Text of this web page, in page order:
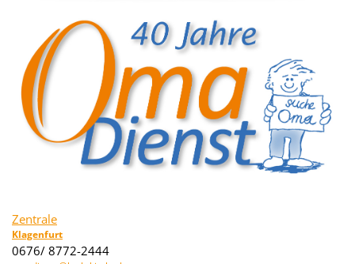
Zentrale
Klagenfurt
0676/ 8772-2444